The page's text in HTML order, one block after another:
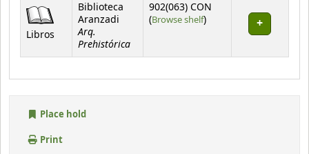
Libros
Biblioteca
Aranzadi
Arq.
Prehistórica
902(063) CON
(Browse shelf(Opens below)
)
Place hold
Print